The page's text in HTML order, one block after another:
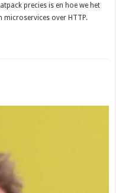
precies is en hoe we het
microservices over HTTP.